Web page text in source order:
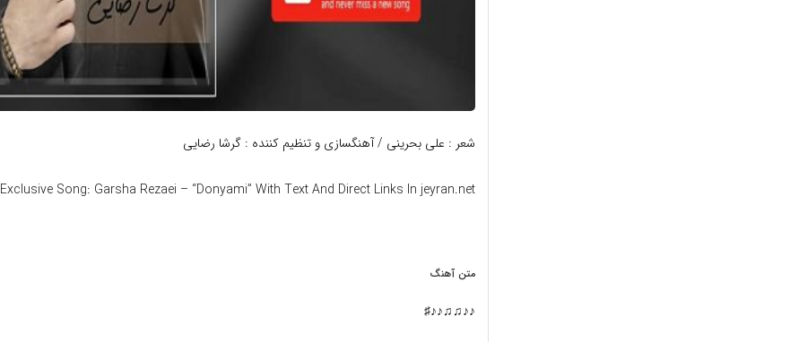
شعر : علی بحرینی / آهنگسازی و تنظیم کننده : گرشا رضایی
Exclusive Song: Garsha Rezaei – “Donyami” With Text And Direct Links In jeyran.net
متن آهنگ
♪♪♫♫♪♪♯